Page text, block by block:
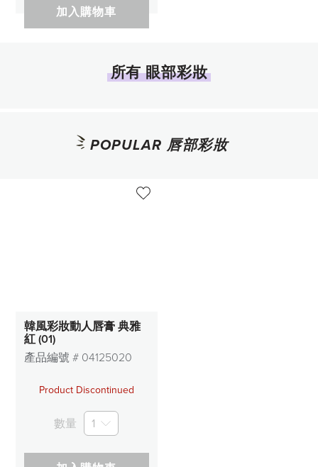
加入購物車
所有 眼部彩妝
POPULAR 唇部彩妝
韓風彩妝動人唇膏 典雅
紅 (01)
產品編號 # 04125020
Product Discontinued
數量 1